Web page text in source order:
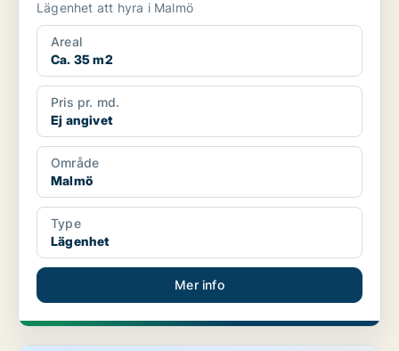
Lägenhet att hyra i Malmö
Areal
Ca. 35 m2
Pris pr. md.
Ej angivet
Område
Malmö
Type
Lägenhet
Mer info